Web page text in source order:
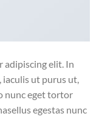
adipiscing elit. In
iaculis ut purus ut,
nunc eget tortor
egestas nunc